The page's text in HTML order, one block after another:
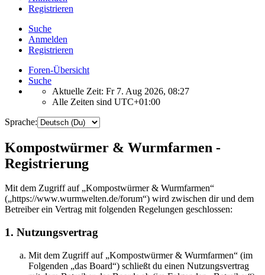
Registrieren
Suche
Anmelden
Registrieren
Foren-Übersicht
Suche
Aktuelle Zeit: Fr 7. Aug 2026, 08:27
Alle Zeiten sind UTC+01:00
Sprache:
Kompostwürmer & Wurmfarmen -
Registrierung
Mit dem Zugriff auf „Kompostwürmer & Wurmfarmen“
(„https://www.wurmwelten.de/forum“) wird zwischen dir und dem
Betreiber ein Vertrag mit folgenden Regelungen geschlossen:
1. Nutzungsvertrag
Mit dem Zugriff auf „Kompostwürmer & Wurmfarmen“ (im
Folgenden „das Board“) schließt du einen Nutzungsvertrag